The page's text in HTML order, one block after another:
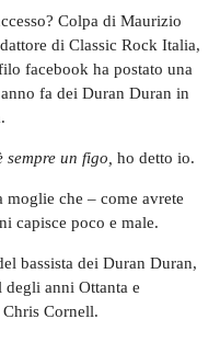
Colpa di Maurizio
di Classic Rock Italia,
facebook ha postato una
fa dei Duran Duran in
un figo, ho detto io.
moglie che – come avrete
capisce poco e male.
bassista dei Duran Duran,
anni Ottanta e
Cornell.